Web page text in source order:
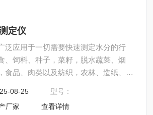
定仪
泛应用于一切需要快速测定水分的行
、饲料、种子，菜籽，脱水蔬菜、烟
食品、肉类以及纺织，农林、造纸、橡
末、胶状体及液体含水率的测定要求，
技有限公司始终立志于为用户提供多用
08-25
型号：
厂家 查看详情